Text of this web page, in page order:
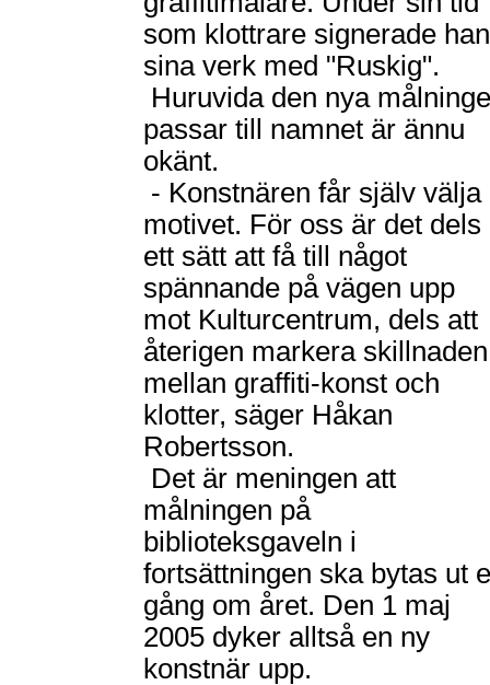
som klottrare signerade han
sina verk med "Ruskig".
Huruvida den nya
passar till namnet är ännu
okänt.
- Konstnären får själv välja
motivet. För oss är det dels
ett sätt att få till något
spännande på vägen upp
mot Kulturcentrum, dels att
återigen markera skillnaden
mellan graffiti-konst och
klotter, säger Håkan
Robertsson.
Det är meningen att
målningen på
biblioteksgaveln i
fortsättningen ska bytas ut
gång om året. Den 1 maj
2005 dyker alltså en ny
konstnär upp.